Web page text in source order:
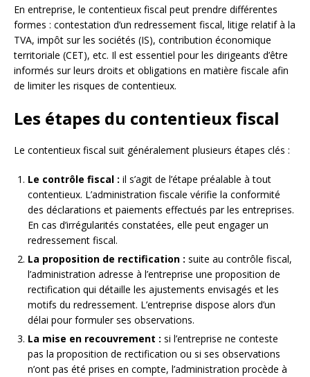
En entreprise, le contentieux fiscal peut prendre différentes
formes : contestation d’un redressement fiscal, litige relatif à la
TVA, impôt sur les sociétés (IS), contribution économique
territoriale (CET), etc. Il est essentiel pour les dirigeants d’être
informés sur leurs droits et obligations en matière fiscale afin
de limiter les risques de contentieux.
Les étapes du contentieux fiscal
Le contentieux fiscal suit généralement plusieurs étapes clés :
Le contrôle fiscal : il s’agit de l’étape préalable à tout
contentieux. L’administration fiscale vérifie la conformité
des déclarations et paiements effectués par les entreprises.
En cas d’irrégularités constatées, elle peut engager un
redressement fiscal.
La proposition de rectification : suite au contrôle fiscal,
l’administration adresse à l’entreprise une proposition de
rectification qui détaille les ajustements envisagés et les
motifs du redressement. L’entreprise dispose alors d’un
délai pour formuler ses observations.
La mise en recouvrement : si l’entreprise ne conteste
pas la proposition de rectification ou si ses observations
n’ont pas été prises en compte, l’administration procède à